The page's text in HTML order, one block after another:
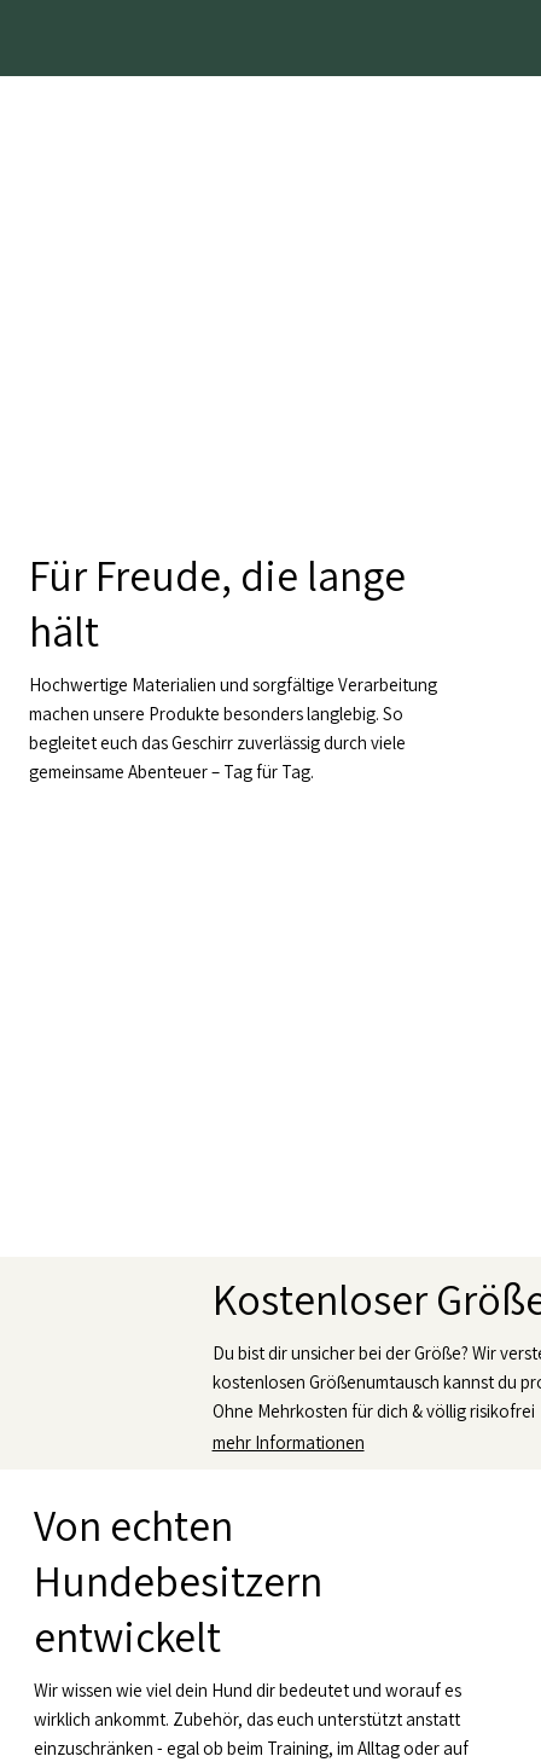
Für Freude, die lange
hält
Hochwertige Materialien und sorgfältige Verarbeitung
machen unsere Produkte besonders langlebig. So
begleitet euch das Geschirr zuverlässig durch viele
gemeinsame Abenteuer – Tag für Tag.
Kostenloser
Du bist dir unsicher bei der Größe? Wir
kostenlosen Größenumtausch kannst du
Ohne Mehrkosten für dich & völlig risikofrei
mehr Informationen
Von echten
Hundebesitzern
entwickelt
Wir wissen wie viel dein Hund dir bedeutet und worauf es
wirklich ankommt. Zubehör, das euch unterstützt anstatt
einzuschränken - egal ob beim Training, im Alltag oder auf